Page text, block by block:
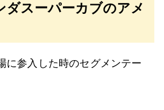
ダスーパーカブのアメ
に参入した時のセグメンテー